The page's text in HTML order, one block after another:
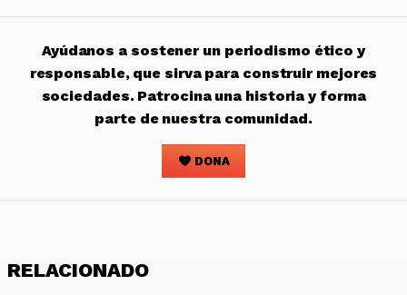
Ayúdanos a sostener un periodismo ético y
responsable, que sirva para construir mejores
sociedades. Patrocina una historia y forma
parte de nuestra comunidad.
DONA
RELACIONADO